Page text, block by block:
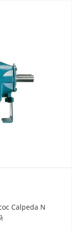
Calpeda N